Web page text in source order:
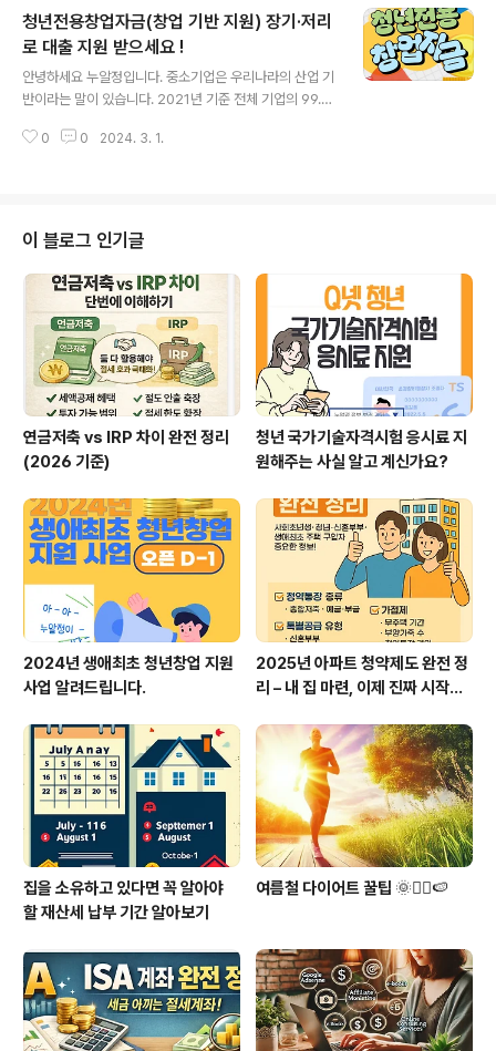
주택 마련 자금으로는 충분하지 않을 수 있었습니다. 202
4년에는 대출 한도가 최대 3억 원으로 증가하여 더 많은
자금을 대출 받을 수 있게 되었습니다.2023년 대출 한도:
최대 2억 원2024년 대출 한도: 최대 3억 원 금리 비교20
혼부부들이 대출을 상환하는 데 부담이 될 수 있었습니다.
청년전용창업자금(창업 기반 지원) 장기·저리
로 대출 지원 받으세요 !
안녕하세요 누알정입니다. 중소기업은 우리나라의 산업 기
반이라는 말이 있습니다. 2021년 기준 전체 기업의 99.
해당된다고 합니다. 또한 매출액은 무료 3,017조 1248억
지원정책을 늘려 청년이 창업할 수 있게 지원을 아끼지 않
고 있습니다.이중에 대표적인게 바로 중소벤처기업진흥공
단의 청년 전용 창업 자금인데요.창업을 하고 싶지만 자본
이 되지 않거나, 신용이 낮아 은행권 대출도 어렵다면 청년
창업 지원금을 놓치지 않는 게 좋을 듯합니다. 그래서 오늘
은 청년창업자금(창업기반지원) ..
0 0 2024. 3. 1.
이 블로그 인기글
연금저축 vs IRP 차이 완전 정리
(2026 기준)
청년 국가기술자격시험 응시료 지
원해주는 사실 알고 계신가요?
2024년 생애최초 청년창업 지원
사업 알려드립니다.
2025년 아파트 청약제도 완전 정
리 – 내 집 마련, 이제 진짜 시작할
집을 소유하고 있다면 꼭 알아야
할 재산세 납부 기간 알아보기
여름철 다이어트 꿀팁 🌞🏃‍♀️🍉